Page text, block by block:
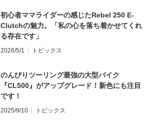
初心者ママライダーの感じたRebel 250 E-
Clutchの魅力。「私の心を落ち着かせてくれ
る存在です」
2026/5/1 トピックス
のんびりツーリング最強の大型バイク
『CL500』がアップグレード！新色にも注目
です！
2025/9/10 トピックス